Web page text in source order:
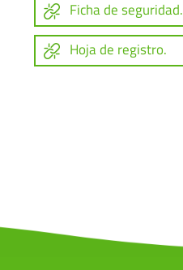
Ficha de seguridad.
Hoja de registro.